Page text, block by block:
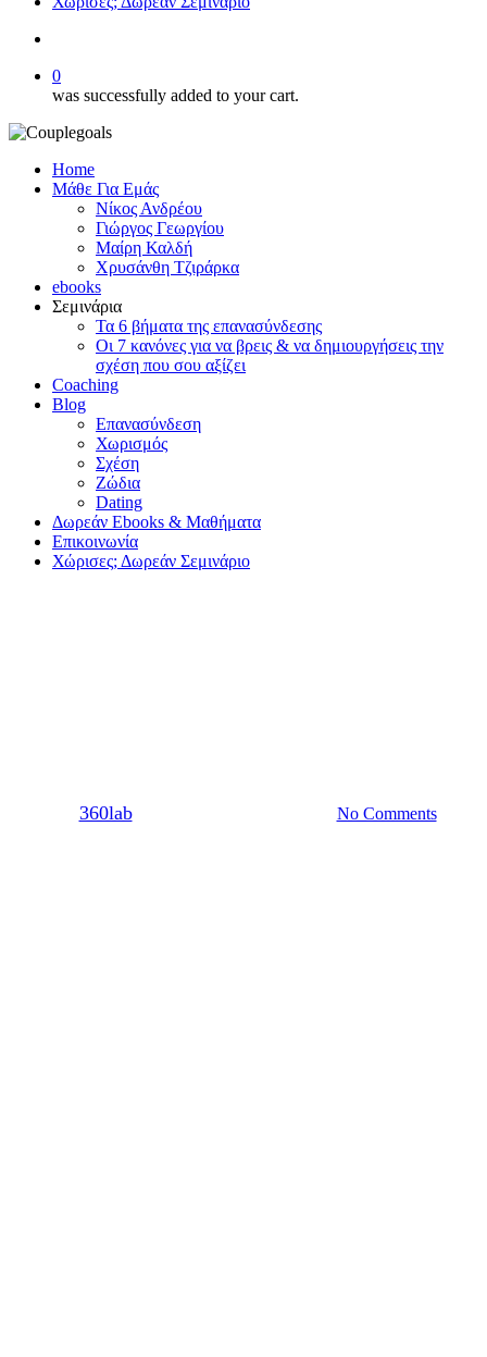
0
was successfully added to your cart.
Home
Μάθε Για Εμάς
Νίκος Ανδρέου
Γιώργος Γεωργίου
Μαίρη Καλδή
Χρυσάνθη Τζιράρκα
ebooks
Σεμινάρια
Τα 6 βήματα της επανασύνδεσης
Οι 7 κανόνες για να βρεις & να δημιουργήσεις την
σχέση που σου αξίζει
Coaching
Blog
Επανασύνδεση
Χωρισμός
Σχέση
Ζώδια
Dating
Δωρεάν Ebooks & Μαθήματα
Επικοινωνία
Χώρισες; Δωρεάν Σεμινάριο
360lab08/09/2021 No Comments